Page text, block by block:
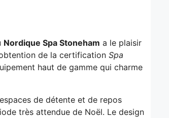
Nordique Spa Stoneham a le plaisir
de la certification Spa
haut de gamme qui charme
de détente et de repos
très attendue de Noël. Le design